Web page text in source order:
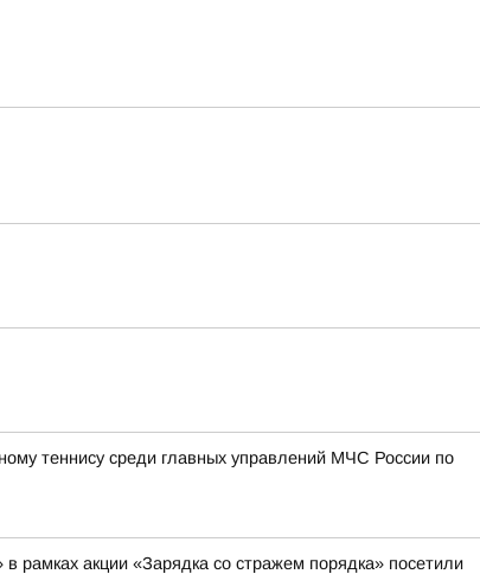
теннису среди главных управлений МЧС России по
рамках акции «Зарядка со стражем порядка» посетили